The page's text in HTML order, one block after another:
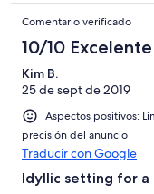
Comentario verificado
10/10 Excelente
Kim B.
25 de sept de 2019
Aspectos positivos:
precisión del anuncio
Traducir con Google
Idyllic setting for